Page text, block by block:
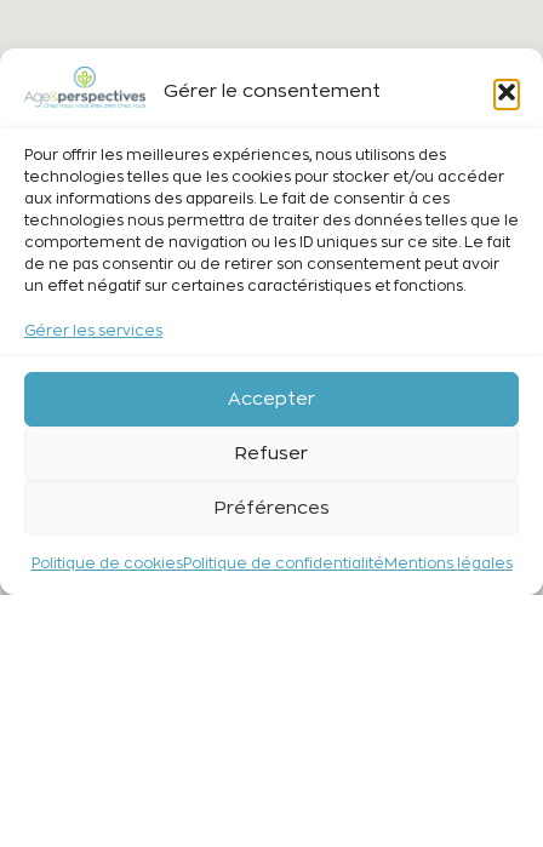
Gérer le consentement
Pour offrir les meilleures expériences, nous utilisons des
technologies telles que les cookies pour stocker et/ou accéder
aux informations des appareils. Le fait de consentir à ces
technologies nous permettra de traiter des données telles que le
comportement de navigation ou les ID uniques sur ce site. Le fait
de ne pas consentir ou de retirer son consentement peut avoir
un effet négatif sur certaines caractéristiques et fonctions.
Gérer les services
Accepter
Refuser
Préférences
Politique de cookiesPolitique de confidentialitéMentions légales